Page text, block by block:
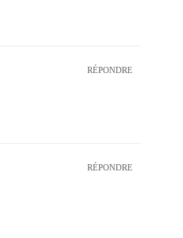
RÉPONDRE
RÉPONDRE